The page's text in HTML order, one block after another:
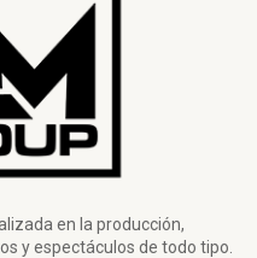
en la producción,
y espectáculos de todo tipo.